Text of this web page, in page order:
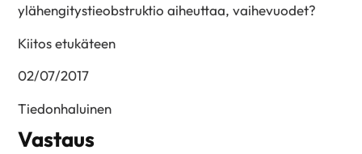
ylähengitystieobstruktio aiheuttaa, vaihevuodet?
Kiitos etukäteen
02/07/2017
Tiedonhaluinen
Vastaus